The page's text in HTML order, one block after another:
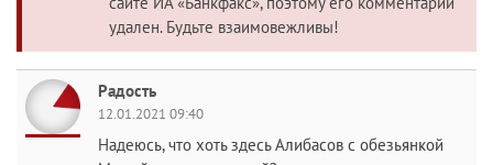
удален. Будьте взаимовежливы!
Радость
12.01.2021 09:40
Надеюсь, что хоть здесь Алибасов с обезьянкой